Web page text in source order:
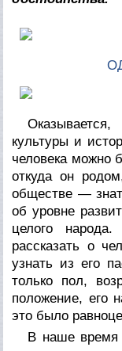
культуры и
человека можно
откуда он
обществе —
об уровне
целого
рассказать о
узнать из его
только пол,
положение, его
это было
В наше время